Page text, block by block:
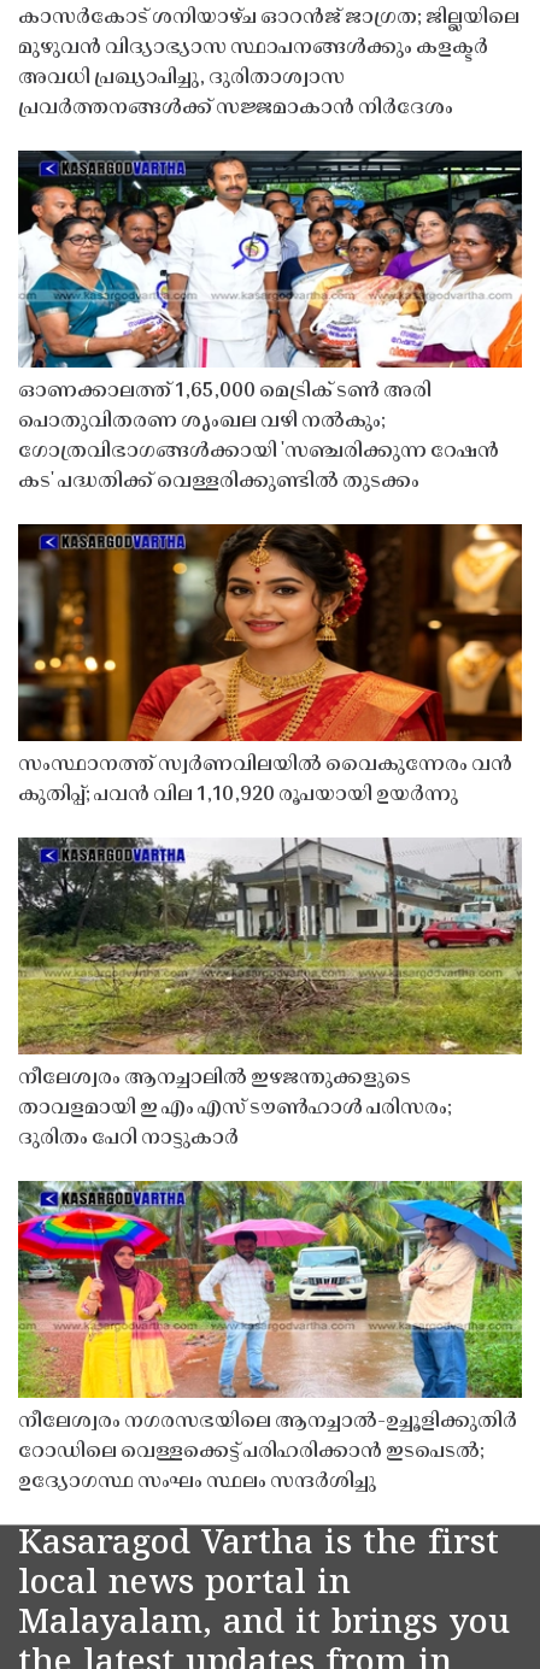
കാസർകോട് ശനിയാഴ്ച ഓറൻജ് ജാഗ്രത; ജില്ലയിലെ
മുഴുവൻ വിദ്യാഭ്യാസ സ്ഥാപനങ്ങൾക്കും കളക്ടർ
അവധി പ്രഖ്യാപിച്ചു, ദുരിതാശ്വാസ
പ്രവർത്തനങ്ങൾക്ക് സജ്ജമാകാൻ നിർദേശം
ഓണക്കാലത്ത് 1,65,000 മെട്രിക് ടൺ അരി
പൊതുവിതരണ ശൃംഖല വഴി നൽകും;
ഗോത്രവിഭാഗങ്ങൾക്കായി 'സഞ്ചരിക്കുന്ന റേഷൻ
കട' പദ്ധതിക്ക് വെള്ളരിക്കുണ്ടിൽ തുടക്കം
സംസ്ഥാനത്ത് സ്വർണവിലയിൽ വൈകുന്നേരം വൻ
കുതിപ്പ്; പവൻ വില 1,10,920 രൂപയായി ഉയർന്നു
നീലേശ്വരം ആനച്ചാലിൽ ഇഴജന്തുക്കളുടെ
താവളമായി ഇ എം എസ് ടൗൺഹാൾ പരിസരം;
ദുരിതം പേറി നാട്ടുകാർ
നീലേശ്വരം നഗരസഭയിലെ ആനച്ചാൽ-ഉച്ചൂളിക്കുതിർ
റോഡിലെ വെള്ളക്കെട്ട് പരിഹരിക്കാൻ ഇടപെടൽ;
ഉദ്യോഗസ്ഥ സംഘം സ്ഥലം സന്ദർശിച്ചു
Kasaragod Vartha is the first
local news portal in
Malayalam, and it brings you